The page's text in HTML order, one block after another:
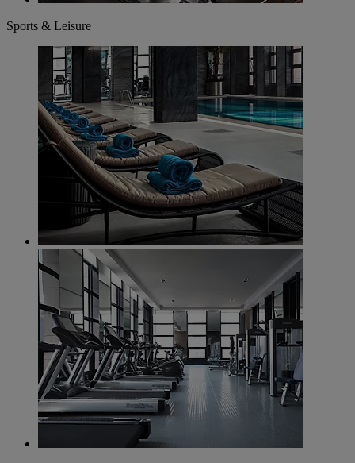
Sports & Leisure